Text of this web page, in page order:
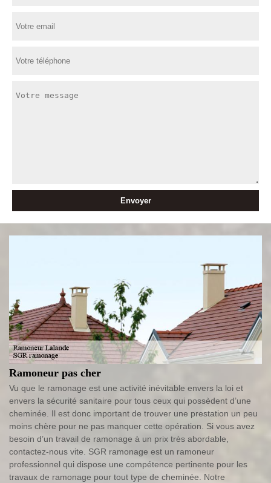
Ramoneur pas cher
Vu que le ramonage est une activité inévitable envers la loi et
envers la sécurité sanitaire pour tous ceux qui possèdent d’une
cheminée. Il est donc important de trouver une prestation un peu
moins chère pour ne pas manquer cette opération. Si vous avez
besoin d’un travail de ramonage à un prix très abordable,
contactez-nous vite. SGR ramonage est un ramoneur
professionnel qui dispose une compétence pertinente pour les
travaux de ramonage pour tout type de cheminée. Notre